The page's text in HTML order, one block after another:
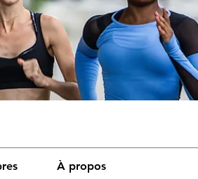
À propos